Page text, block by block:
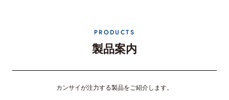
PRODUCTS
製品案内
カンサイが注力する製品をご紹介します。